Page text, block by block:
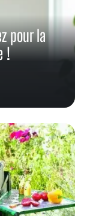
pour la
!